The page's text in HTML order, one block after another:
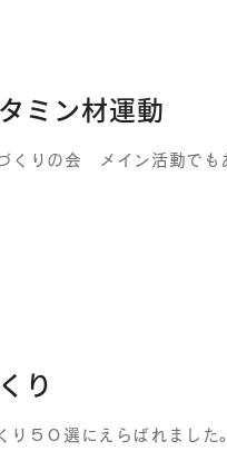
ミン材運動
くりの会 メイン活動でも
り
５０選にえらばれました。